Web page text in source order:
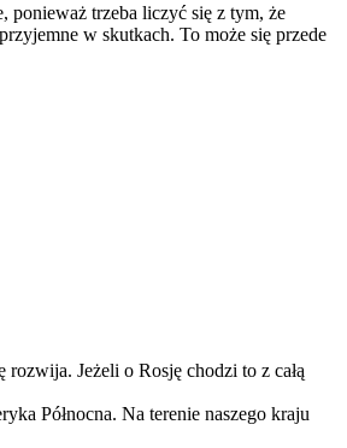
ponieważ trzeba liczyć się z tym, że
w skutkach. To może się przede
Jeżeli o Rosję chodzi to z całą
Północna. Na terenie naszego kraju